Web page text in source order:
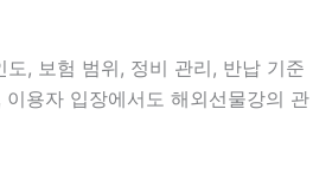
, 보험 범위, 정비 관리, 반납 기준
용자 입장에서도 해외선물강의 관